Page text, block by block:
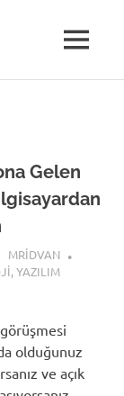
MENU
Gelen
MRIDVAN
,YAZILIM
olduğunuz
ve açık